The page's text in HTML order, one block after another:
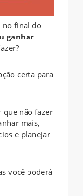
no final do
ganhar
certa para
que não fazer
mais,
e planejar
você poderá